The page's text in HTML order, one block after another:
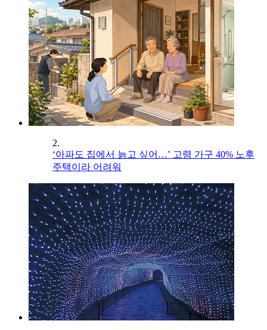
2.
‘아파도 집에서 늙고 싶어…’ 고령 가구 40% 노후
주택이라 어려워